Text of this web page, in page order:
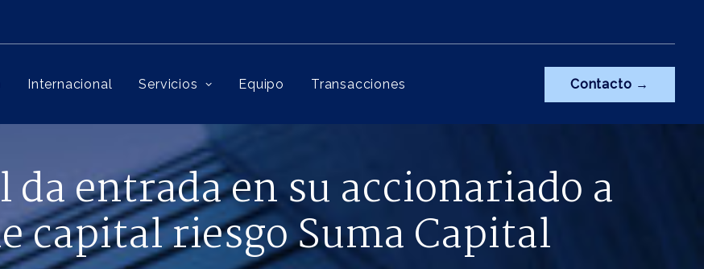
Internacional Servicios Equipo Transacciones Contacto →
entrada en su accionariado a
capital riesgo Suma Capital